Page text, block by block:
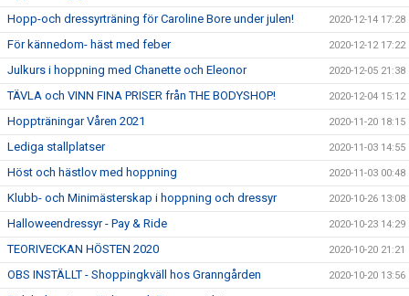
Hopp-och dressyrträning för Caroline Bore under julen! 2020-12-14 17:28
För kännedom- häst med feber 2020-12-12 17:22
Julkurs i hoppning med Chanette och Eleonor 2020-12-05 21:38
TÄVLA och VINN FINA PRISER från THE BODYSHOP! 2020-12-04 15:12
Hoppträningar Våren 2021 2020-11-20 18:15
Lediga stallplatser 2020-11-03 14:55
Höst och hästlov med hoppning 2020-11-03 00:48
Klubb- och Minimästerskap i hoppning och dressyr 2020-10-26 13:08
Halloweendressyr - Pay & Ride 2020-10-23 14:29
TEORIVECKAN HÖSTEN 2020 2020-10-20 21:21
OBS INSTÄLLT - Shoppingkväll hos Granngården 2020-10-20 13:56